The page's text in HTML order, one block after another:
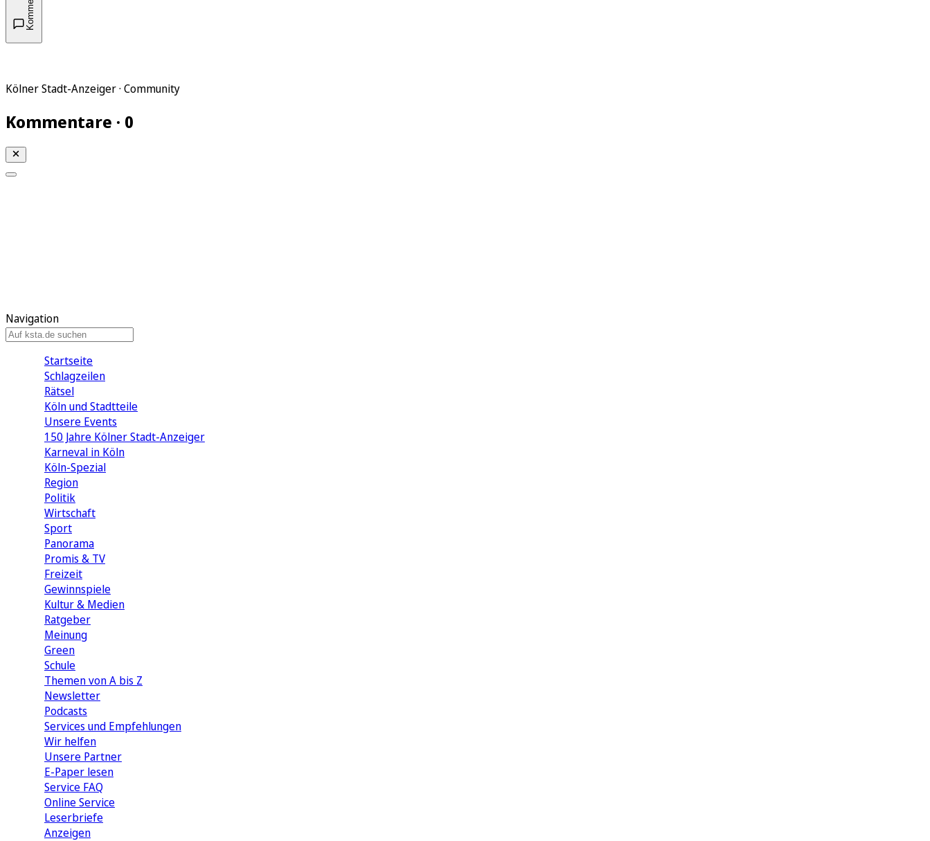
Kölner Stadt-Anzeiger · Community
Kommentare · 0
Navigation
Startseite
Schlagzeilen
Rätsel
Köln und Stadtteile
Unsere Events
150 Jahre Kölner Stadt-Anzeiger
Karneval in Köln
Köln-Spezial
Region
Politik
Wirtschaft
Sport
Panorama
Promis & TV
Freizeit
Gewinnspiele
Kultur & Medien
Ratgeber
Meinung
Green
Schule
Themen von A bis Z
Newsletter
Podcasts
Services und Empfehlungen
Wir helfen
Unsere Partner
E-Paper lesen
Service FAQ
Online Service
Leserbriefe
Anzeigen